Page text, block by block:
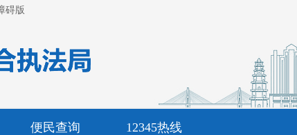
碍版
便民查询 12345热线